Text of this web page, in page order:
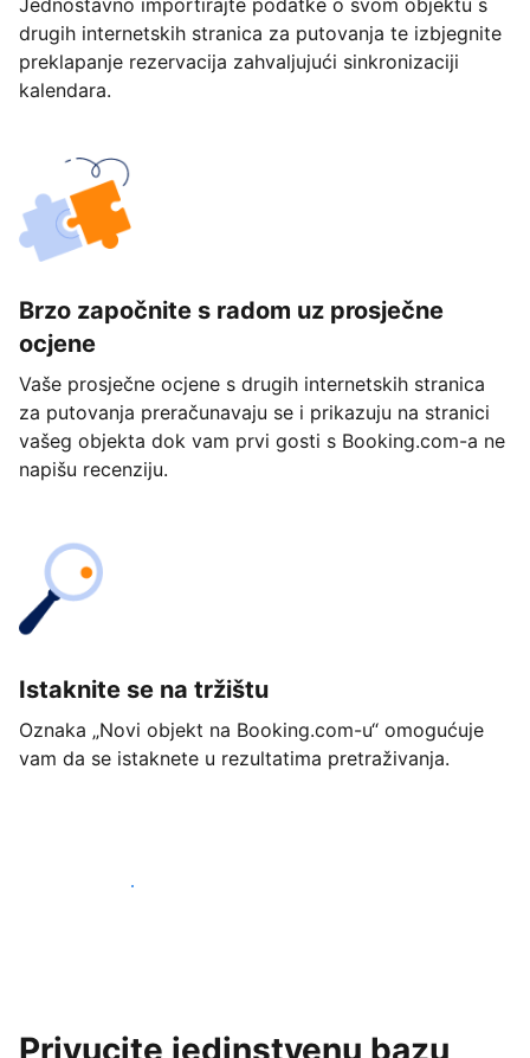
Jednostavno importirajte podatke o svom objektu s
drugih internetskih stranica za putovanja te izbjegnite
preklapanje rezervacija zahvaljujući sinkronizaciji
kalendara.
Brzo započnite s radom uz prosječne
ocjene
Vaše prosječne ocjene s drugih internetskih stranica
za putovanja preračunavaju se i prikazuju na stranici
vašeg objekta dok vam prvi gosti s Booking.com-a ne
napišu recenziju.
Istaknite se na tržištu
Oznaka „Novi objekt na Booking.com-u“ omogućuje
vam da se istaknete u rezultatima pretraživanja.
Započnite već danas
Privucite jedinstvenu bazu